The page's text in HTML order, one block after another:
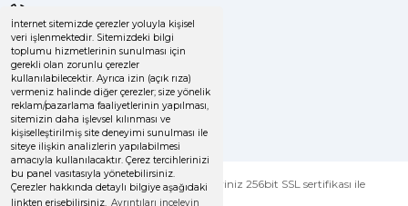
İnternet sitemizde çerezler yoluyla kişisel
veri işlenmektedir. Sitemizdeki bilgi
toplumu hizmetlerinin sunulması için
gerekli olan zorunlu çerezler
kullanılabilecektir. Ayrıca izin (açık rıza)
vermeniz halinde diğer çerezler; size yönelik
reklam/pazarlama faaliyetlerinin yapılması,
sitemizin daha işlevsel kılınması ve
kişiselleştirilmiş site deneyimi sunulması ile
siteye ilişkin analizlerin yapılabilmesi
amacıyla kullanılacaktır. Çerez tercihlerinizi
bu panel vasıtasıyla yönetebilirsiniz.
Çerezler hakkında detaylı bilgiye aşağıdaki
linkten erişebilirsiniz. Ayrıntıları inceleyin
Uzun süredir alışveriş yapıyorum
herşey çok iyi kalite ve fiyatları
uygun .Ana son siparişimde ürün
eksik çıktı
GÜLDEN DEMİRCİ | 16/04/2024
Kolay işlem, hızlı sipariş oluşturma,
hızlı kargo
0 (536) 060 16 65
info@yakutsanambalaj.com.tr
İletişim Bilgilerimiz
© Tüm Hakları Saklıdır. Kredi kartı bilgileriniz 256bit SSL sertifikası ile
korunmaktadır.